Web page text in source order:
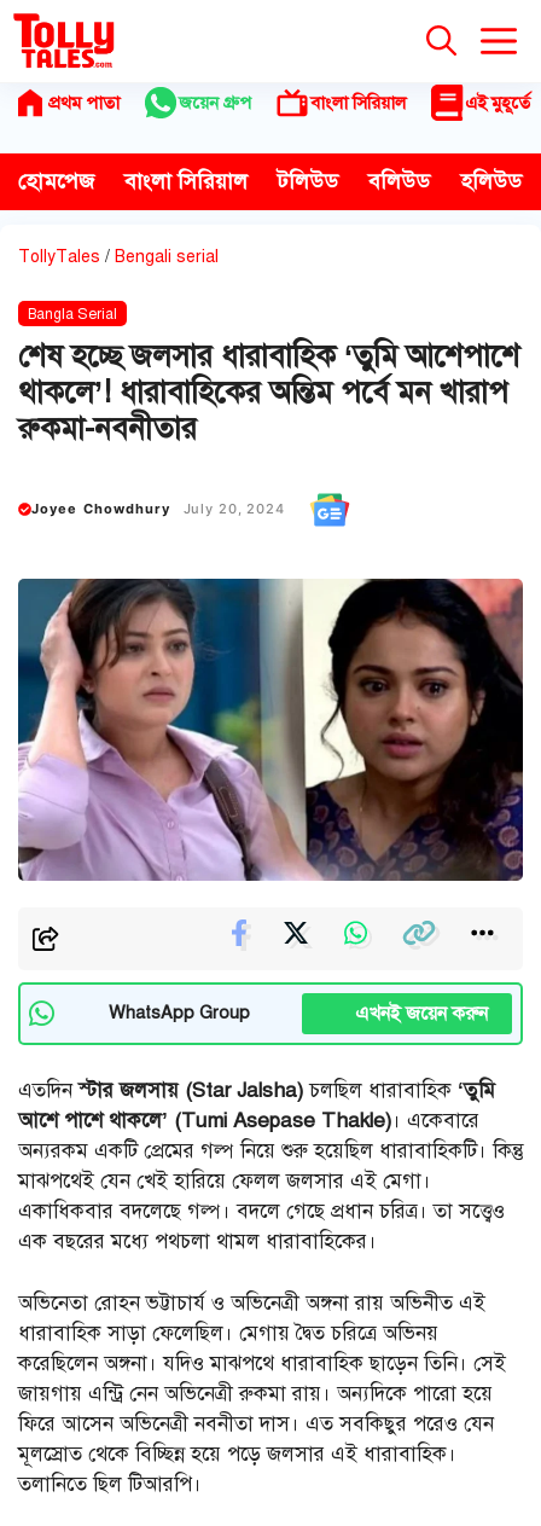
Skip
content
প্রথম পাতা জয়েন গ্রুপ বাংলা সিরিয়াল এই মুহূর্তে
হোমপেজ বাংলা সিরিয়াল টলিউড বলিউড হলিউড
TollyTales / Bengali serial
Bangla Serial
শেষ হচ্ছে জলসার ধারাবাহিক ‘তুমি আশেপাশে
থাকলে’! ধারাবাহিকের অন্তিম পর্বে মন খারাপ
রুকমা-নবনীতার
Joyee Chowdhury July 20, 2024
WhatsApp Group এখনই জয়েন করুন
এতদিনস্টার জলসায় (Star Jalsha)চলছিল ধারাবাহিক ‘তুমি
আশে পাশে থাকলে’ (Tumi Asepase Thakle)। একেবারে
অন্যরকম একটি প্রেমের গল্প নিয়ে শুরু হয়েছিল ধারাবাহিকটি। কিন্তু
মাঝপথেই যেন খেই হারিয়ে ফেলল জলসার এই মেগা।
একাধিকবার বদলেছে গল্প। বদলে গেছে প্রধান চরিত্র। তা সত্ত্বেও
এক বছরের মধ্যে পথচলা থামল ধারাবাহিকের।
অভিনেতা রোহন ভট্টাচার্য ও অভিনেত্রী অঙ্গনা রায় অভিনীত এই
ধারাবাহিক সাড়া ফেলেছিল। মেগায় দ্বৈত চরিত্রে অভিনয়
করেছিলেন অঙ্গনা। যদিও মাঝপথে ধারাবাহিক ছাড়েন তিনি। সেই
জায়গায় এন্ট্রি নেন অভিনেত্রী রুকমা রায়। অন্যদিকে পারো হয়ে
ফিরে আসেন অভিনেত্রী নবনীতা দাস। এত সবকিছুর পরেও যেন
মূলস্রোত থেকে বিচ্ছিন্ন হয়ে পড়ে জলসার এই ধারাবাহিক।
তলানিতে ছিল টিআরপি।